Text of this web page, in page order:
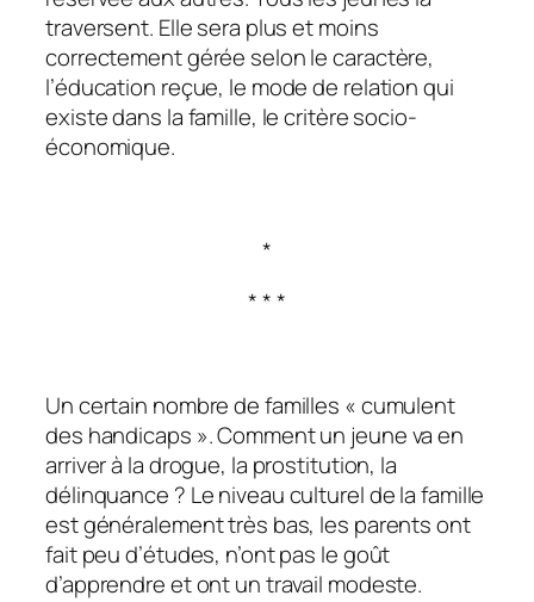
traversent. Elle sera plus et moins
correctement gérée selon le caractère,
l’éducation reçue, le mode de relation qui
existe dans la famille, le critère socio-
économique.
*
* * *
Un certain nombre de familles « cumulent
des handicaps ». Comment un jeune va en
arriver à la drogue, la prostitution, la
délinquance ? Le niveau culturel de la famille
est généralement très bas, les parents ont
fait peu d’études, n’ont pas le goût
d’apprendre et ont un travail modeste.